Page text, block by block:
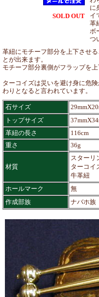
SOLD OUT
に
イ
革
ボ
つ
革紐にモチーフ部分を上下させ
とが出来ます。
モチーフ部分裏側がフラップを上
ターコイズは災いを避け身に危
わりとなると言われています。
石サイズ
トップサイズ
革紐の長さ
116cm
重さ
36g
材質
スターリ
ターコイ
牛革紐
ホールマーク
無
作成部族
ナバホ族